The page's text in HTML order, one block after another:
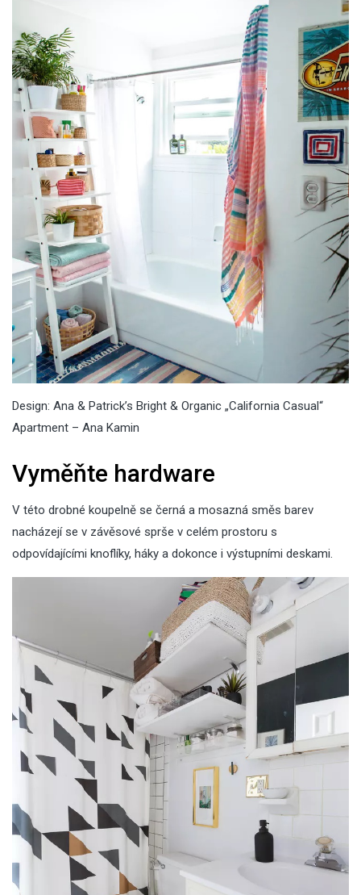
Design: Ana & Patrick’s Bright & Organic „California Casual“
Apartment – Ana Kamin
Vyměňte hardware
V této drobné koupelně se černá a mosazná směs barev
nacházejí se v závěsové sprše v celém prostoru s
odpovídajícími knoflíky, háky a dokonce i výstupními deskami.